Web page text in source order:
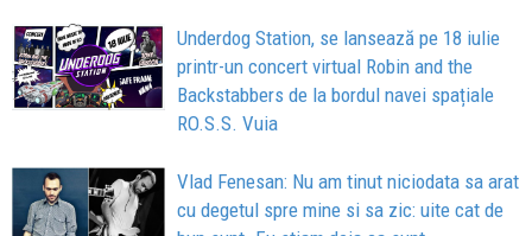
Underdog Station, se lansează pe 18 iulie
printr-un concert virtual Robin and the
Backstabbers de la bordul navei spațiale
RO.S.S. Vuia
Vlad Fenesan: Nu am tinut niciodata sa arat
cu degetul spre mine si sa zic: uite cat de